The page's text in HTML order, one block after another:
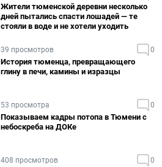
Жители тюменской деревни несколько
дней пытались спасти лошадей — те
стояли в воде и не хотели уходить
39 просмотров 0
История тюменца, превращающего
глину в печи, камины и изразцы
53 просмотра 0
Показываем кадры потопа в Тюмени с
небоскреба на ДОКе
408 просмотров 0